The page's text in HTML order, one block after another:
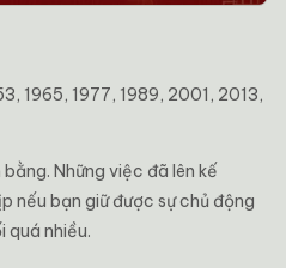
1965, 1977, 1989, 2001, 2013,
Những việc đã lên kế
nếu bạn giữ được sự chủ động
quá nhiều.